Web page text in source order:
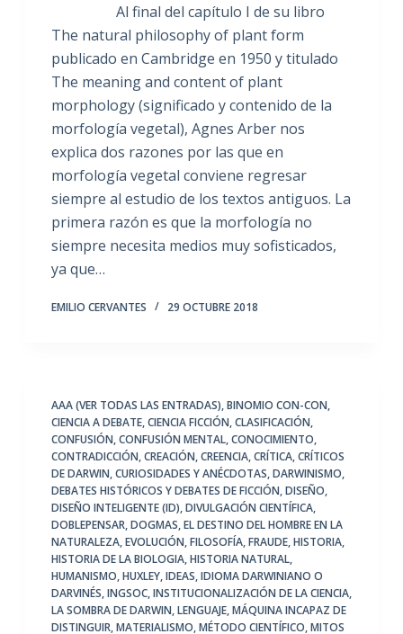
Al final del capítulo I de su libro
The natural philosophy of plant form
publicado en Cambridge en 1950 y titulado
The meaning and content of plant
morphology (significado y contenido de la
morfología vegetal), Agnes Arber nos
explica dos razones por las que en
morfología vegetal conviene regresar
siempre al estudio de los textos antiguos. La
primera razón es que la morfología no
siempre necesita medios muy sofisticados,
ya que…
EMILIO CERVANTES 29 OCTUBRE 2018
AAA (VER TODAS LAS ENTRADAS),BINOMIO CON-CON,
CIENCIA A DEBATE,CIENCIA FICCIÓN,CLASIFICACIÓN,
CONFUSIÓN,CONFUSIÓN MENTAL,CONOCIMIENTO,
CONTRADICCIÓN,CREACIÓN,CREENCIA,CRÍTICA,CRÍTICOS
DE DARWIN,CURIOSIDADES Y ANÉCDOTAS,DARWINISMO,
DEBATES HISTÓRICOS Y DEBATES DE FICCIÓN,DISEÑO,
DISEÑO INTELIGENTE (ID),DIVULGACIÓN CIENTÍFICA,
DOBLEPENSAR,DOGMAS,EL DESTINO DEL HOMBRE EN LA
NATURALEZA,EVOLUCIÓN,FILOSOFÍA,FRAUDE,HISTORIA,
HISTORIA DE LA BIOLOGIA,HISTORIA NATURAL,
HUMANISMO,HUXLEY,IDEAS,IDIOMA DARWINIANO O
DARVINÉS,INGSOC,INSTITUCIONALIZACIÓN DE LA CIENCIA,
LA SOMBRA DE DARWIN,LENGUAJE,MÁQUINA INCAPAZ DE
DISTINGUIR,MATERIALISMO,MÉTODO CIENTÍFICO,MITOS